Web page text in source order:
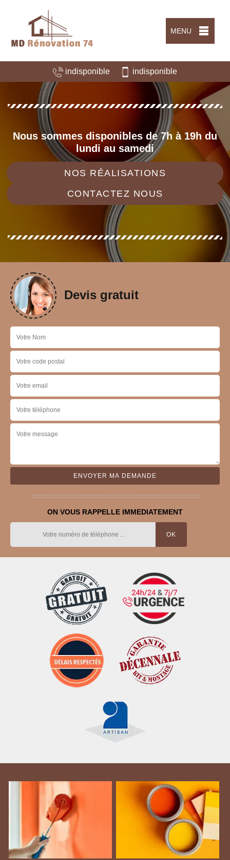
MENU
indisponible indisponible
Nous sommes disponibles de 7h à 19h du
lundi au samedi
NOS RÉALISATIONS
CONTACTEZ NOUS
Devis gratuit
ON VOUS RAPPELLE IMMEDIATEMENT